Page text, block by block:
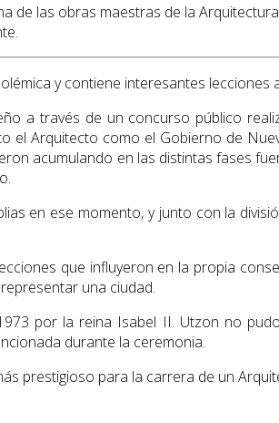
de las obras maestras de la Arquitectura
y contiene interesantes lecciones
a través de un concurso público
el Arquitecto como el Gobierno de
acumulando en las distintas fases
en ese momento, y junto con la
que influyeron en la propia
una ciudad.
por la reina Isabel II. Utzon no
durante la ceremonia.
prestigioso para la carrera de un